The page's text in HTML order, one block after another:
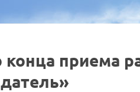
приема